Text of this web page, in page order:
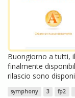
Buongiorno a tutti,
finalmente
rilascio sono
symphony 3 fp2